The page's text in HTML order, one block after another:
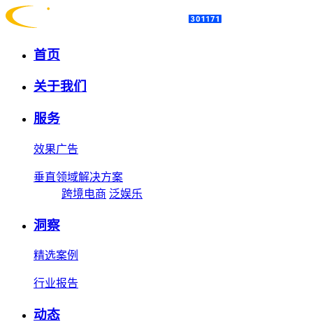
首页
关于我们
服务
效果广告
垂直领域解决方案
跨境电商 泛娱乐
洞察
精选案例
行业报告
动态